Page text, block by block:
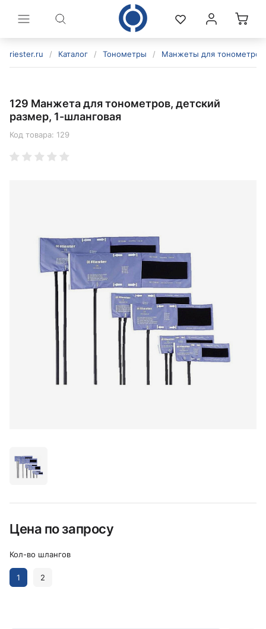
riester.ru / Каталог / Тонометры / Манжеты для тонометров
129 Манжета для тонометров, детский
размер, 1-шланговая
Код товара: 129
Цена по запросу
Кол-во шлангов
1 2